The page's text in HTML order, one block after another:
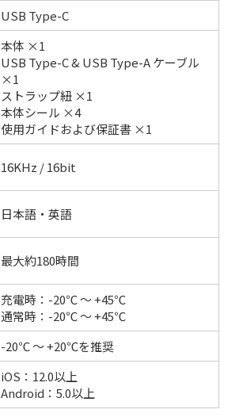
USB Type-C
本体 ×1
USB Type-C & USB Type-A ケーブル
×1
ストラップ紐 ×1
本体シール ×4
使用ガイドおよび保証書 ×1
16KHz / 16bit
日本語・英語
最大約180時間
充電時：-20℃ ～ +45℃
通常時：-20℃ ～ +45℃
-20℃ ～ +20℃を推奨
iOS：12.0以上
Android：5.0以上